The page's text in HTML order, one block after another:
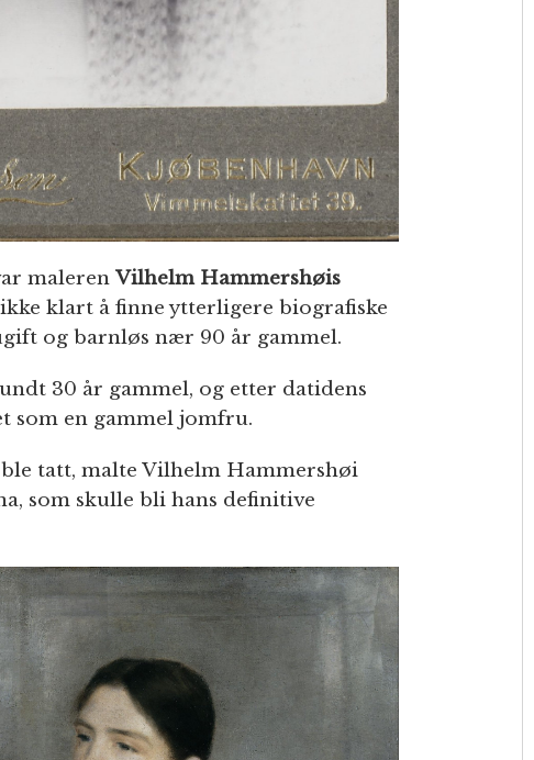
maleren Vilhelm Hammershøis
ikke klart å finne ytterligere biografiske
og barnløs nær 90 år gammel.
30 år gammel, og etter datidens
som en gammel jomfru.
tatt, malte Vilhelm Hammershøi
som skulle bli hans definitive